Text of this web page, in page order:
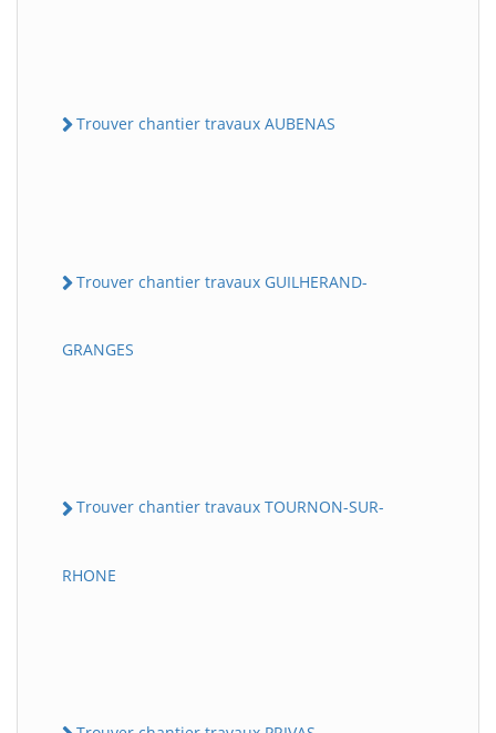
Trouver chantier travaux AUBENAS
Trouver chantier travaux GUILHERAND-
GRANGES
Trouver chantier travaux TOURNON-SUR-
RHONE